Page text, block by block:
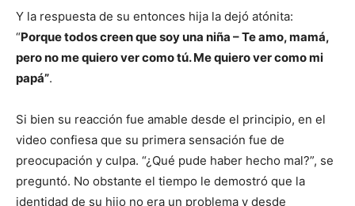
Y la respuesta de su entonces hija la dejó atónita:
“Porque todos creen que soy una niña – Te amo, mamá,
pero no me quiero ver como tú. Me quiero ver como mi
papá”.
Si bien su reacción fue amable desde el principio, en el
video confiesa que su primera sensación fue de
preocupación y culpa. “¿Qué pude haber hecho mal?”, se
preguntó. No obstante el tiempo le demostró que la
identidad de su hijo no era un problema y desde